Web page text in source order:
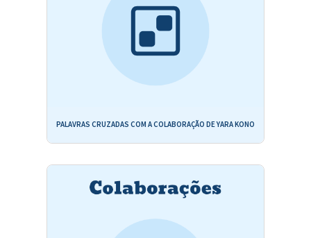
PALAVRAS CRUZADAS COM A COLABORAÇÃO DE YARA KONO